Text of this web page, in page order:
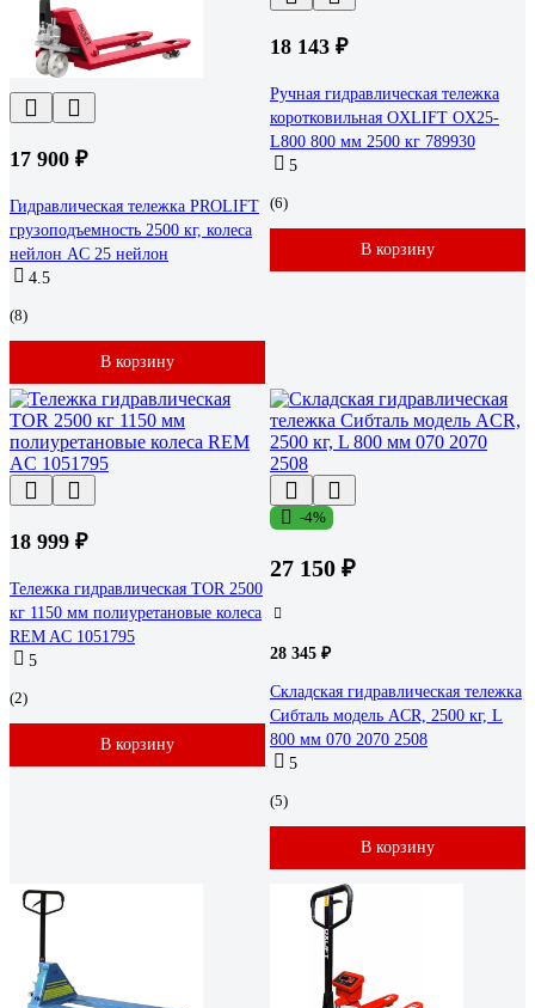
17 900 ₽
Гидравлическая тележка PROLIFT
грузоподъемность 2500 кг, колеса
нейлон AC 25 нейлон
4.5
(8)
В корзину
18 143 ₽
Ручная гидравлическая тележка
коротковильная OXLIFT OX25-
L800 800 мм 2500 кг 789930
5
(6)
В корзину
18 999 ₽
Тележка гидравлическая TOR 2500
кг 1150 мм полиуретановые колеса
REM AC 1051795
5
(2)
В корзину
-4%
27 150 ₽
28 345 ₽
Складская гидравлическая тележка
Сибталь модель ACR, 2500 кг, L
800 мм 070 2070 2508
5
(5)
В корзину